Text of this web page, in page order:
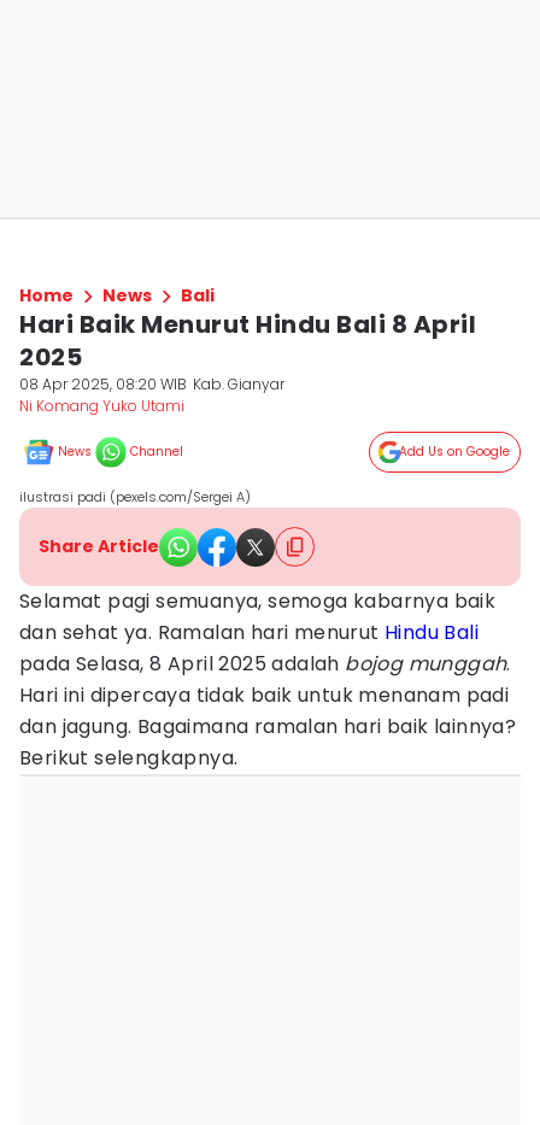
Home News Bali
Hari Baik Menurut Hindu Bali 8 April
2025
08 Apr 2025, 08:20 WIB Kab. Gianyar
Ni Komang Yuko Utami
News Channel Add Us on Google
ilustrasi padi (pexels.com/Sergei A)
Share Article
Selamat pagi semuanya, semoga kabarnya baik
dan sehat ya. Ramalan hari menurut Hindu Bali
pada Selasa, 8 April 2025 adalah bojog munggah.
Hari ini dipercaya tidak baik untuk menanam padi
dan jagung. Bagaimana ramalan hari baik lainnya?
Berikut selengkapnya.